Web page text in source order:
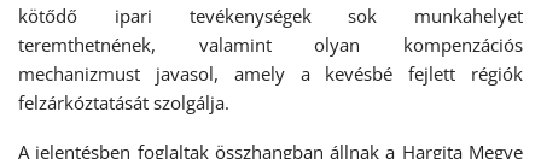
kötődő ipari tevékenységek sok munkahelyet
teremthetnének, valamint olyan kompenzációs
mechanizmust javasol, amely a kevésbé fejlett régiók
felzárkóztatását szolgálja.
A jelentésben foglaltak összhangban állnak a Hargita Megye